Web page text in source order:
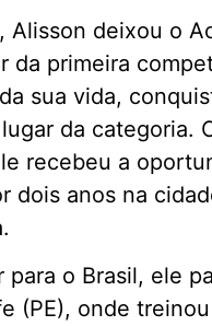
Alisson deixou o
da primeira
sua vida,
da categoria.
recebeu a
dois anos na
para o Brasil, ele
(PE), onde